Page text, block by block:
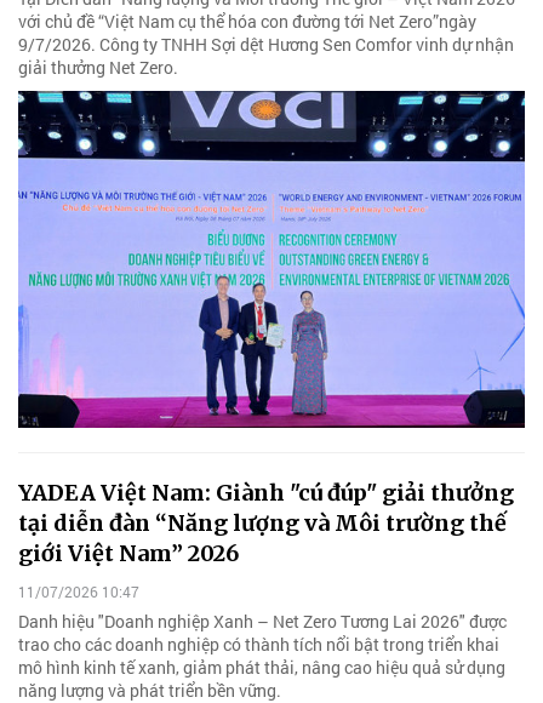
với chủ đề “Việt Nam cụ thể hóa con đường tới Net Zero”ngày
9/7/2026. Công ty TNHH Sợi dệt Hương Sen Comfor vinh dự nhận
giải thưởng Net Zero.
YADEA Việt Nam: Giành "cú đúp" giải thưởng
tại diễn đàn “Năng lượng và Môi trường thế
giới Việt Nam” 2026
11/07/2026 10:47
Danh hiệu "Doanh nghiệp Xanh – Net Zero Tương Lai 2026" được
trao cho các doanh nghiệp có thành tích nổi bật trong triển khai
mô hình kinh tế xanh, giảm phát thải, nâng cao hiệu quả sử dụng
năng lượng và phát triển bền vững.